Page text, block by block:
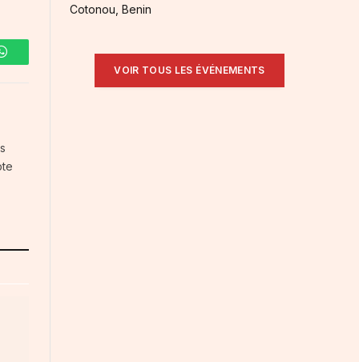
WhatsApp
Cotonou, Benin
VOIR TOUS LES ÉVÉNEMENTS